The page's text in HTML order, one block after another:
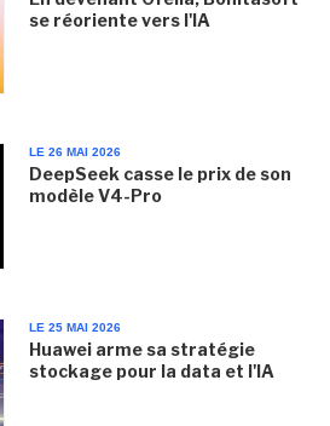
se réoriente vers l'IA
LE 26 MAI 2026
DeepSeek casse le prix de son
modèle V4-Pro
LE 25 MAI 2026
Huawei arme sa stratégie
stockage pour la data et l'IA